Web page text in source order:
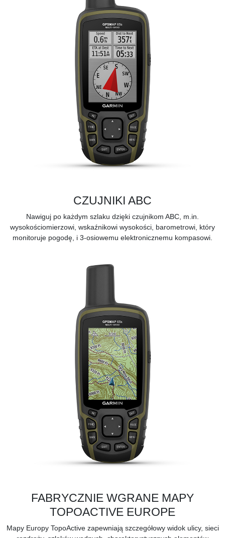
CZUJNIKI ABC
Nawiguj po każdym szlaku dzięki czujnikom ABC, m.in.
wysokościomierzowi, wskaźnikowi wysokości, barometrowi, który
monitoruje pogodę, i 3-osiowemu elektronicznemu kompasowi.
FABRYCZNIE WGRANE MAPY
TOPOACTIVE EUROPE
Mapy Europy TopoActive zapewniają szczegółowy widok ulicy, sieci